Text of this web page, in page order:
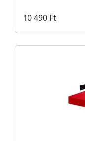
10 490 Ft